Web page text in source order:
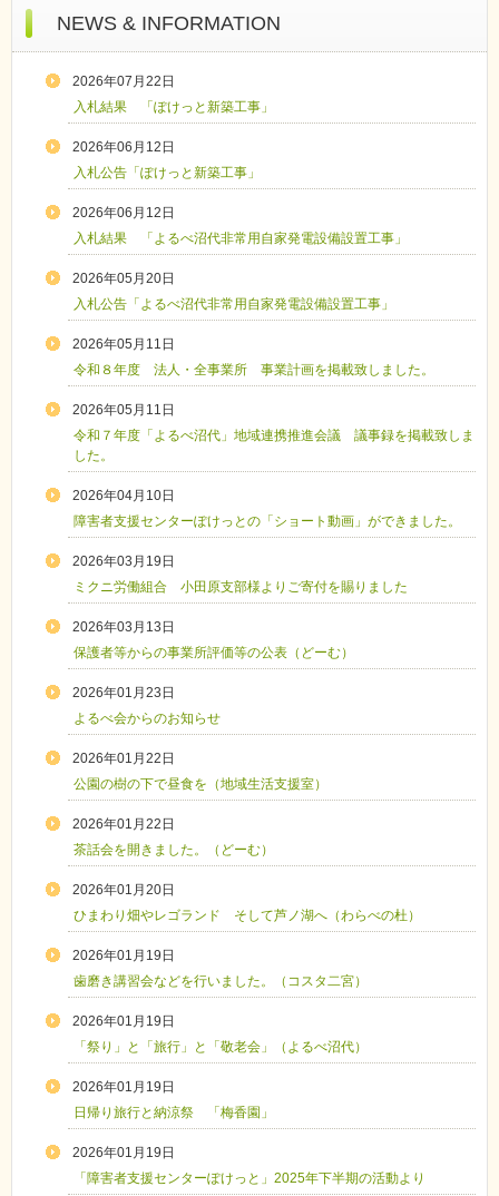
NEWS & INFORMATION
2026年07月22日
入札結果 「ぽけっと新築工事」
2026年06月12日
入札公告「ぽけっと新築工事」
2026年06月12日
入札結果 「よるべ沼代非常用自家発電設備設置工事」
2026年05月20日
入札公告「よるべ沼代非常用自家発電設備設置工事」
2026年05月11日
令和８年度 法人・全事業所 事業計画を掲載致しました。
2026年05月11日
令和７年度「よるべ沼代」地域連携推進会議 議事録を掲載致しま
した。
2026年04月10日
障害者支援センターぽけっとの「ショート動画」ができました。
2026年03月19日
ミクニ労働組合 小田原支部様よりご寄付を賜りました
2026年03月13日
保護者等からの事業所評価等の公表（どーむ）
2026年01月23日
よるべ会からのお知らせ
2026年01月22日
公園の樹の下で昼食を（地域生活支援室）
2026年01月22日
茶話会を開きました。（どーむ）
2026年01月20日
ひまわり畑やレゴランド そして芦ノ湖へ（わらべの杜）
2026年01月19日
歯磨き講習会などを行いました。（コスタ二宮）
2026年01月19日
「祭り」と「旅行」と「敬老会」（よるべ沼代）
2026年01月19日
日帰り旅行と納涼祭 「梅香園」
2026年01月19日
「障害者支援センターぽけっと」2025年下半期の活動より